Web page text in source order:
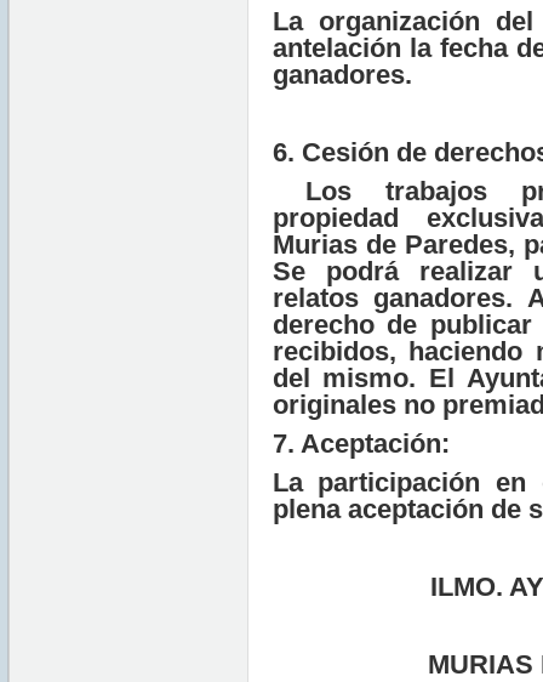
La organización
antelación la fecha
ganadores.
6. Cesión de
Los trabajos
propiedad
Murias de Paredes,
Se podrá realizar
relatos ganadores.
derecho de
recibidos, haciendo
del mismo. El
originales no
7. Aceptación:
La participación
plena aceptación de
ILMO.
MURIAS